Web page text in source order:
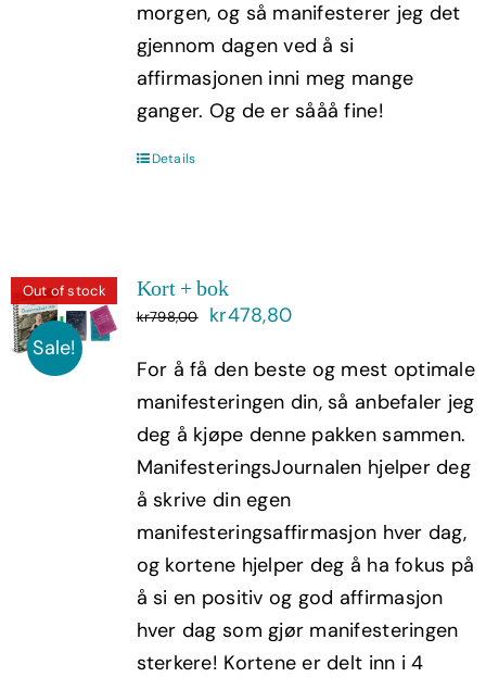
morgen, og så manifesterer jeg det
gjennom dagen ved å si
affirmasjonen inni meg mange
ganger. Og de er sååå fine!
Details
Out of stock
Sale!
Kort + bok
kr798,00
Opprinnelig
var:
kr798,00.
kr478,80Nåværende
er:
kr478,80.
For å få den beste og mest optimale
manifesteringen din, så anbefaler jeg
deg å kjøpe denne pakken sammen.
ManifesteringsJournalen hjelper deg
å skrive din egen
manifesteringsaffirmasjon hver dag,
og kortene hjelper deg å ha fokus på
å si en positiv og god affirmasjon
hver dag som gjør manifesteringen
sterkere! Kortene er delt inn i 4